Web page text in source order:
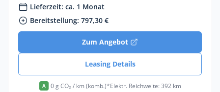
Lieferzeit: ca. 1 Monat
Bereitstellung: 797,30 €
Zum Angebot
Leasing Details
A 0 g CO₂ / km (komb.)*Elektr. Reichweite: 392 km